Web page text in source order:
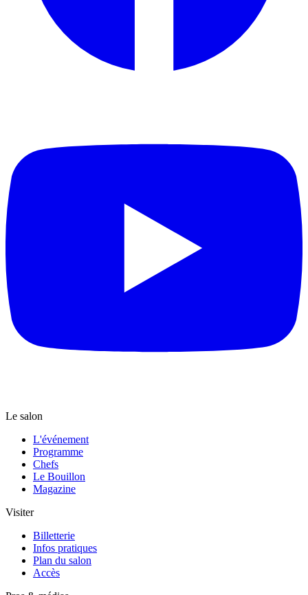
Le salon
L'événement
Programme
Chefs
Le Bouillon
Magazine
Visiter
Billetterie
Infos pratiques
Plan du salon
Accès